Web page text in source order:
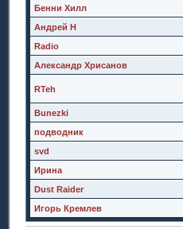
Бенни Хилл
Андрей Н
Radio
Александр Хрисанов
RTeh
Bunezki
подводник
svd
Ирина
Dust Raider
Игорь Кремлев